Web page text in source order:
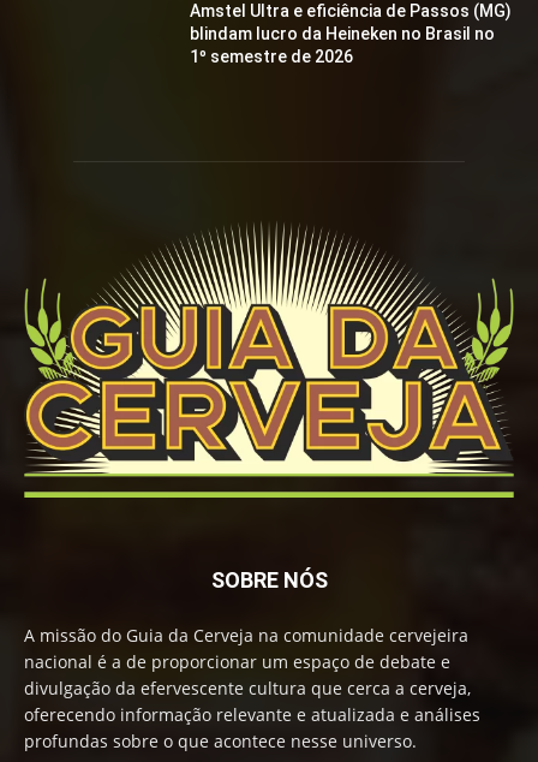
Amstel Ultra e eficiência de Passos (MG)
blindam lucro da Heineken no Brasil no
1º semestre de 2026
SOBRE NÓS
A missão do Guia da Cerveja na comunidade cervejeira
nacional é a de proporcionar um espaço de debate e
divulgação da efervescente cultura que cerca a cerveja,
oferecendo informação relevante e atualizada e análises
profundas sobre o que acontece nesse universo.